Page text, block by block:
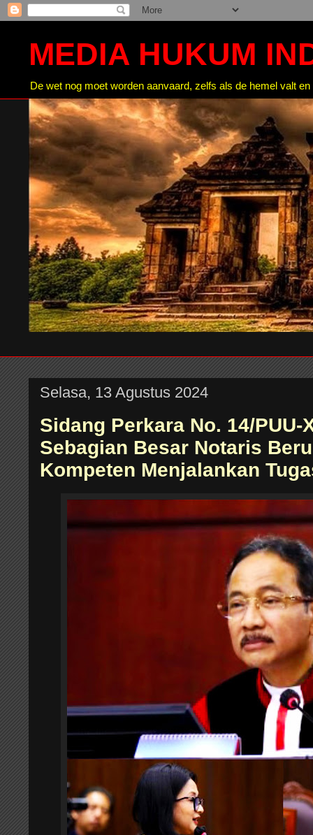
MEDIA HUKUM
De wet nog moet worden aanvaard, zelfs als de hemel valt
Selasa, 13 Agustus 2024
Sidang Perkara No. 14/PUU-
Sebagian Besar Notaris
Kompeten Menjalankan